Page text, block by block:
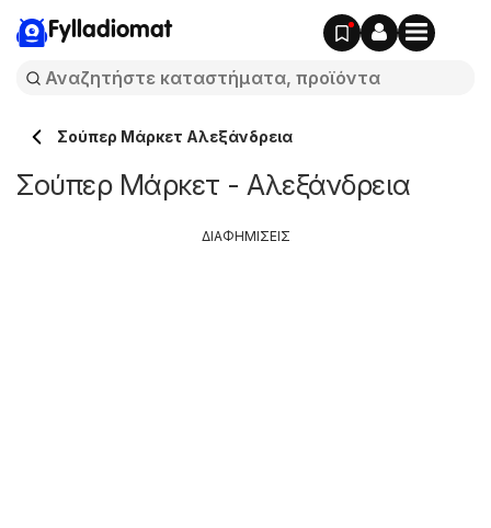
Fylladiomat
Σούπερ Μάρκετ Αλεξάνδρεια
Σούπερ Μάρκετ - Αλεξάνδρεια
ΔΙΑΦΗΜΙΣΕΙΣ